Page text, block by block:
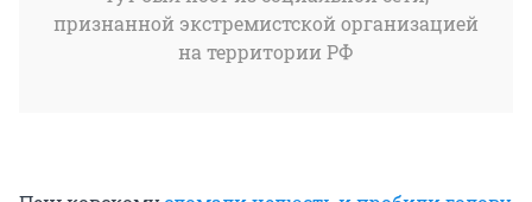
признанной экстремистской организацией
на территории РФ